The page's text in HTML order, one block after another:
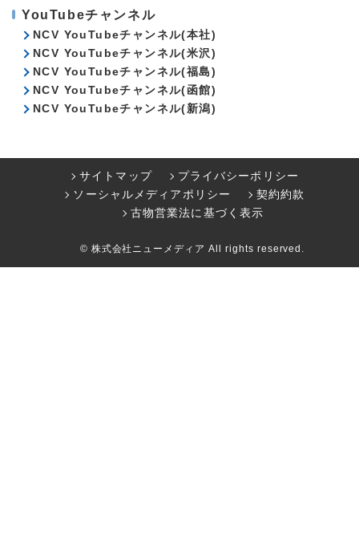
YouTubeチャンネル
NCV YouTubeチャンネル(本社)
NCV YouTubeチャンネル(米沢)
NCV YouTubeチャンネル(福島)
NCV YouTubeチャンネル(函館)
NCV YouTubeチャンネル(新潟)
サイトマップ
プライバシーポリシー
ソーシャルメディアポリシー
契約約款
古物営業法に基づく表示
© 株式会社ニューメディア All rights reserved.